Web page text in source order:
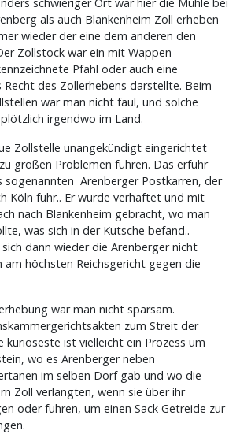
als auch Blankenheim Zoll erheben
wieder der eine dem anderen den
Zollstock war ein mit Wappen
Pfahl oder auch eine
des Zollerhebens darstellte. Beim
war man nicht faul, und solche
irgendwo im Land.
Zollstelle unangekündigt eingerichtet
großen Problemen führen. Das erfuhr
sogenannten Arenberger Postkarren, der
Köln fuhr.. Er wurde verhaftet und mit
nach Blankenheim gebracht, wo man
was sich in der Kutsche befand..
dann wieder die Arenberger nicht
am höchsten Reichsgericht gegen die
war man nicht sparsam.
zum Streit der
kurioseste ist vielleicht ein Prozess um
wo es Arenberger neben
im selben Dorf gab und wo die
Zoll verlangten, wenn sie über ihr
oder fuhren, um einen Sack Getreide zur